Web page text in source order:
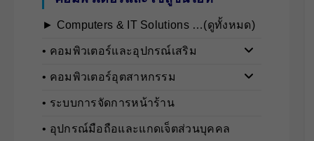
► Computers & IT Solutions …(ดูทั้งหมด)
• คอมพิวเตอร์และอุปกรณ์เสริม
• คอมพิวเตอร์อุตสาหกรรม
• ระบบการจัดการหน้าร้าน
• อุปกรณ์มือถือและแกดเจ็ตส่วนบุคคล